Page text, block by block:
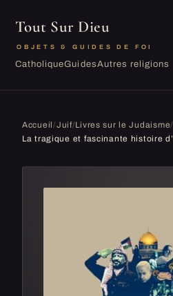
Tout Sur Dieu
OBJETS & GUIDES DE FOI
CatholiqueGuidesAutres religions
Accueil/Juif/Livres sur le Judaisme/